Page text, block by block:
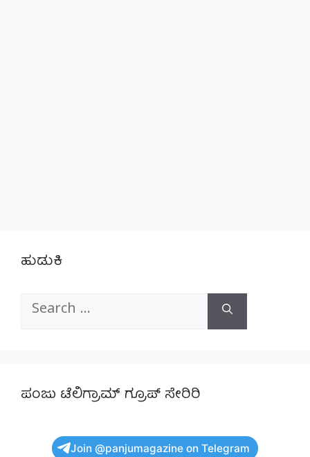
ಹುಡುಕಿ
Search
ಪಂಜು ಟೆಲಿಗ್ರಾಮ್ ಗ್ರೂಪ್ ಸೇರಿರಿ
Join @panjumagazine on Telegram